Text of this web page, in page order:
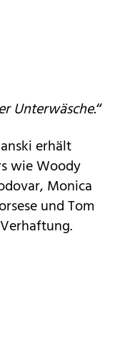
Unterwäsche.“
erhält
wie Woody
Monica
und Tom